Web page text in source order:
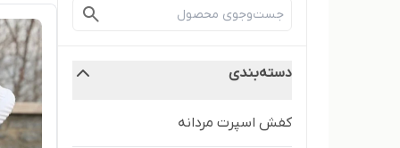
دسته‌بندی
کفش اسپرت مردانه